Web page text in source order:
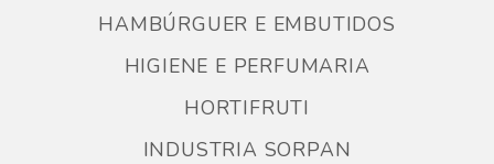
HAMBÚRGUER E EMBUTIDOS
HIGIENE E PERFUMARIA
HORTIFRUTI
INDUSTRIA SORPAN